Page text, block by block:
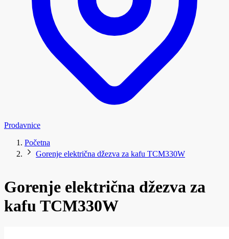
Prodavnice
Početna
Gorenje električna džezva za kafu TCM330W
Gorenje električna džezva za
kafu TCM330W